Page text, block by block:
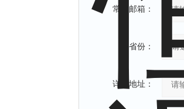
常用邮箱：
省份：
详细地址：